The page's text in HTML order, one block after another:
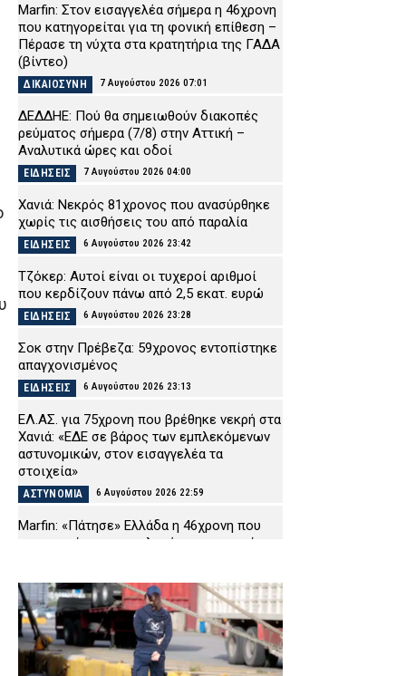
Marfin: Στον εισαγγελέα σήμερα η 46χρονη
που κατηγορείται για τη φονική επίθεση –
Πέρασε τη νύχτα στα κρατητήρια της ΓΑΔΑ
(βίντεο)
ΔΙΚΑΙΟΣΥΝΗ 7 Αυγούστου 2026 07:01
ΔΕΔΔΗΕ: Πού θα σημειωθούν διακοπές
ρεύματος σήμερα (7/8) στην Αττική –
Αναλυτικά ώρες και οδοί
ΕΙΔΗΣΕΙΣ 7 Αυγούστου 2026 04:00
Χανιά: Νεκρός 81χρονος που ανασύρθηκε
χωρίς τις αισθήσεις του από παραλία
ΕΙΔΗΣΕΙΣ 6 Αυγούστου 2026 23:42
Τζόκερ: Αυτοί είναι οι τυχεροί αριθμοί
που κερδίζουν πάνω από 2,5 εκατ. ευρώ
ΕΙΔΗΣΕΙΣ 6 Αυγούστου 2026 23:28
Σοκ στην Πρέβεζα: 59χρονος εντοπίστηκε
απαγχονισμένος
ΕΙΔΗΣΕΙΣ 6 Αυγούστου 2026 23:13
ΕΛ.ΑΣ. για 75χρονη που βρέθηκε νεκρή στα
Χανιά: «ΕΔΕ σε βάρος των εμπλεκόμενων
αστυνομικών, στον εισαγγελέα τα
στοιχεία»
ΑΣΤΥΝΟΜΙΑ 6 Αυγούστου 2026 22:59
Marfin: «Πάτησε» Ελλάδα η 46χρονη που
κατηγορείται για εμπλοκή στον φονικό
ΑΣΤΥΝΟΜΙΑ 6 Αυγούστου 2026 22:44
Χαλκιδική: Νεκρός 69χρονος που
ανασύρθηκε από τη θάλασσα –
Παραγγέλθηκε νεκροψία
ΕΙΔΗΣΕΙΣ 6 Αυγούστου 2026 22:30